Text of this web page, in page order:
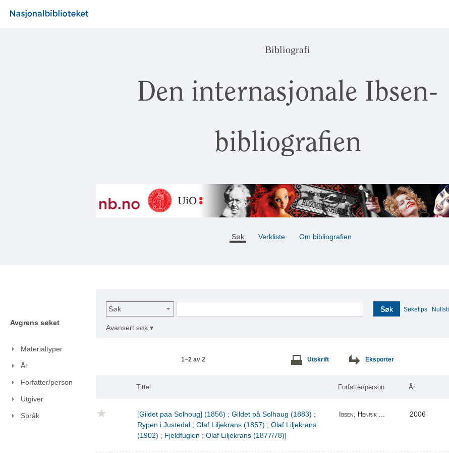
Bibliografi
Den internasjonale Ibsen-
bibliografien
Søk Verkliste Om bibliografien
Avgrens søket
Materialtyper
År
Forfatter/person
Utgiver
Språk
Søk Søk Søketips Nullstill
Avansert søk ▾
1–2 av 2 Utskrift Eksporter
Tittel Forfatter/person År
[Gildet paa Solhoug] (1856) ; Gildet på Solhaug (1883) ;
Rypen i Justedal ; Olaf Liljekrans (1857) ; Olaf Liljekrans
(1902) ; Fjeldfuglen ; Olaf Liljekrans (1877/78)]
Ibsen, Henrik ... 2006